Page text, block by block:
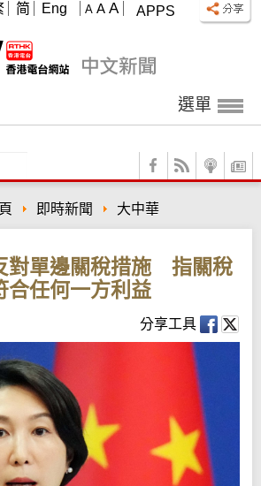
APPS
A A A
简 Eng
選單
即時新聞 大中華
對單邊關稅措施 指關稅
合任何一方利益
分享工具